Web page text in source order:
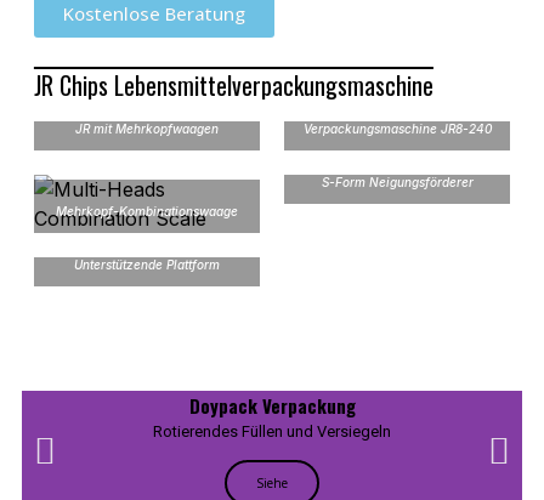
Kostenlose Beratung
JR Chips Lebensmittelverpackungsmaschine
JR mit Mehrkopfwaagen
Verpackungsmaschine JR8-240
Mehrkopf-Kombinationswaage
S-Form Neigungsförderer
Unterstützende Plattform
Doypack Verpackung
Rotierendes Füllen und Versiegeln
Siehe